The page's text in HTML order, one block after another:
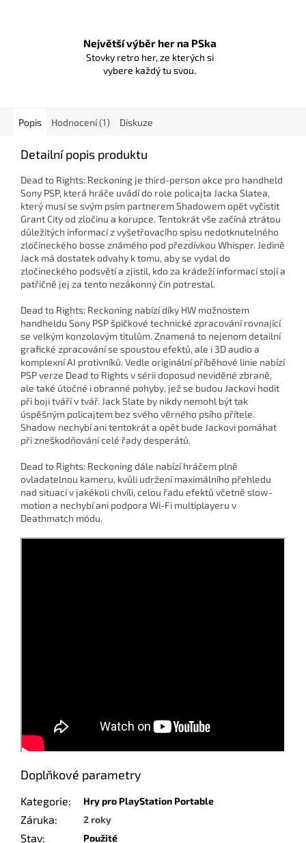
Největší výběr her na PSka
Stovky retro her, ze kterých si
vybere každý tu svou.
Popis Hodnocení (1) Diskuze
Detailní popis produktu
Dead to Rights: Reckoning je third-person akce pro handheld
Sony PSP, která hráče uvádí do role policajta Jacka Slatea,
který musí se svým psím partnerem Shadowem opět vyčistit
Grant City od zločinu a korupce. Tentokrát vše začíná ztrátou
důležitých informací z vyšetřovacího spisu nedotknutelného
zločineckého bosse známého pod přezdívkou Whisper. Jedině
Jack má dostatek odvahy k tomu, aby se vydal do
zločineckého podsvětí a zjistil, kdo za krádeží informací stojí a
patřičně jej za tento nezákonný čin potrestal.
Dead to Rights: Reckoning nabízí díky HW možnostem
handheldu Sony PSP špičkové technické zpracování rovnající
se velkým konzolovým titulům. Znamená to nejenom detailní
grafické zpracování se spoustou efektů, ale i 3D audio a
komplexní AI protivníků. Vedle originální příběhové linie nabízí
PSP verze Dead to Rights v sérii doposud neviděné zbraně,
ale také útočné i obranné pohyby, jež se budou Jackovi hodit
při boji tváří v tvář. Jack Slate by nikdy nemohl být tak
úspěšným policajtem bez svého věrného psího přítele.
Shadow nechybí ani tentokrát a opět bude Jackovi pomáhat
při zneškodňování celé řady desperátů.
Dead to Rights: Reckoning dále nabízí hráčem plně
ovladatelnou kameru, kvůli udržení maximálního přehledu
nad situací v jakékoli chvíli, celou řadu efektů včetně slow-
motion a nechybí ani podpora Wi-Fi multiplayeru v
Deathmatch módu.
Doplňkové parametry
Kategorie: Hry pro PlayStation Portable
Záruka: 2 roky
Stav: Použité